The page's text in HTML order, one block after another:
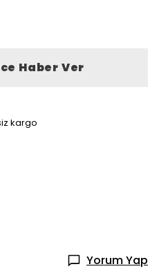
Haber Ver
kargo
Yorum Yap